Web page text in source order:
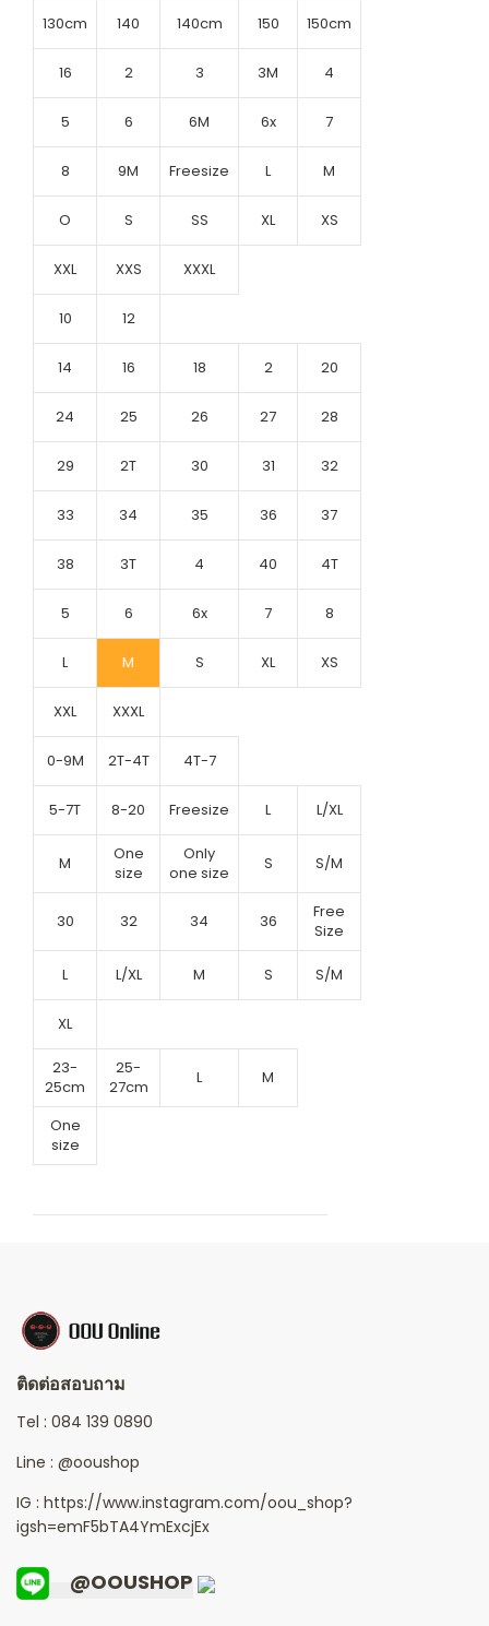
130cm 140 140cm 150 150cm
16 2 3 3M 4
5 6 6M 6x 7
8 9M Freesize L M
O S SS XL XS
XXL XXS XXXL
10 12
14 16 18 2 20
24 25 26 27 28
29 2T 30 31 32
33 34 35 36 37
38 3T 4 40 4T
5 6 6x 7 8
L M S XL XS
XXL XXXL
0-9M 2T-4T 4T-7
5-7T 8-20 Freesize L L/XL
M
One
size
Only
one size
S S/M
30 32 34 36
Free
Size
L L/XL M S S/M
XL
23-
25cm
25-
27cm
L M
One
size
ติดต่อสอบถาม
Tel : 084 139 0890
Line : @ooushop
IG : https://www.instagram.com/oou_shop?
igsh=emF5bTA4YmExcjEx
@OOUSHOP